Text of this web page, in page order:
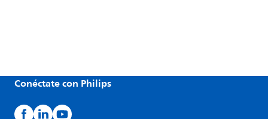
Conéctate con Philips